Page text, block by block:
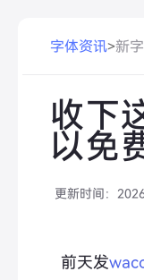
字体资讯>新
收下
以免
更新时间：
前天发